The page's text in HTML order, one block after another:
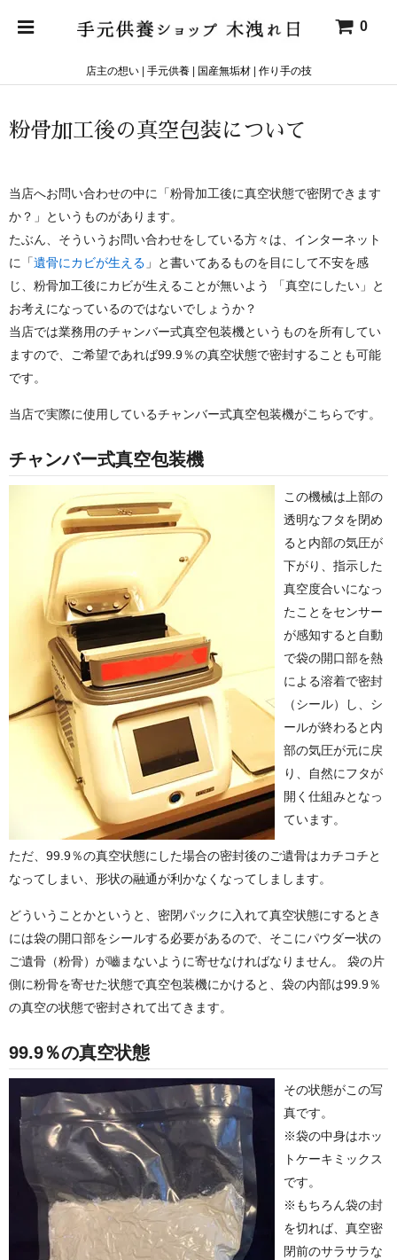
0
店主の想い| 手元供養| 国産無垢材| 作り手の技
粉骨加工後の真空包装について
当店へお問い合わせの中に「粉骨加工後に真空状態で密閉できます
か？」というものがあります。
たぶん、そういうお問い合わせをしている方々は、インターネット
に「遺骨にカビが生える 」と書いてあるものを目にして不安を感
じ、粉骨加工後にカビが生えることが無いよう 「真空にしたい」と
お考えになっているのではないでしょうか？
当店では業務用のチャンバー式真空包装機というものを所有してい
ますので、ご希望であれば99.9％の真空状態で密封することも可能
です。
当店で実際に使用しているチャンバー式真空包装機がこちらです。
チャンバー式真空包装機
この機械は上部の
透明なフタを閉め
ると内部の気圧が
下がり、指示した
真空度合いになっ
たことをセンサー
が感知すると自動
で袋の開口部を熱
による溶着で密封
（シール）し、シ
ールが終わると内
部の気圧が元に戻
り、自然にフタが
開く仕組みとなっ
ています。
ただ、99.9％の真空状態にした場合の密封後のご遺骨はカチコチと
なってしまい、形状の融通が利かなくなってしまします。
どういうことかというと、密閉パックに入れて真空状態にするとき
には袋の開口部をシールする必要があるので、そこにパウダー状の
ご遺骨（粉骨）が嚙まないように寄せなければなりません。 袋の片
側に粉骨を寄せた状態で真空包装機にかけると、袋の内部は99.9％
の真空の状態で密封されて出てきます。
99.9％の真空状態
その状態がこの写
真です。
※袋の中身はホッ
トケーキミックス
です。
※もちろん袋の封
を切れば、真空密
閉前のサラサラな